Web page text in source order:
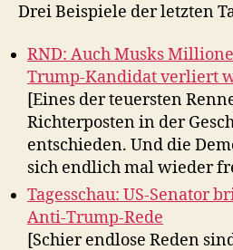
Drei Beispiele der letzten
RND: Auch Musks
Trump-Kandidat verliert
[Eines der teuersten
Richterposten in der
entschieden. Und die
sich endlich mal wieder
Tagesschau: US-Senator
Anti-Trump-Rede
[Schier endlose Reden